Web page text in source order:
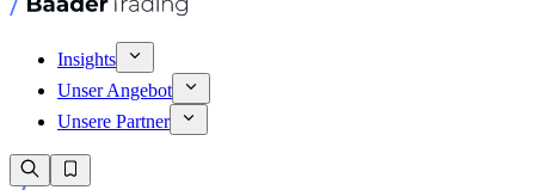
Insights
Unser Angebot
Unsere Partner